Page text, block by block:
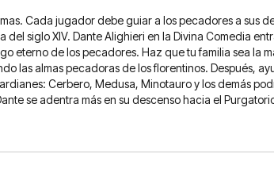
Cada jugador debe guiar a los pecadores a sus
del siglo XIV. Dante Alighieri en la Divina Comedia
eterno de los pecadores. Haz que tu familia sea la
las almas pecadoras de los florentinos. Después,
Cerbero, Medusa, Minotauro y los demás
se adentra más en su descenso hacia el